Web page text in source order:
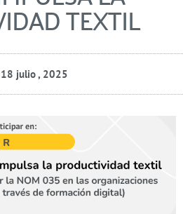
TEXTIL
18 julio , 2025